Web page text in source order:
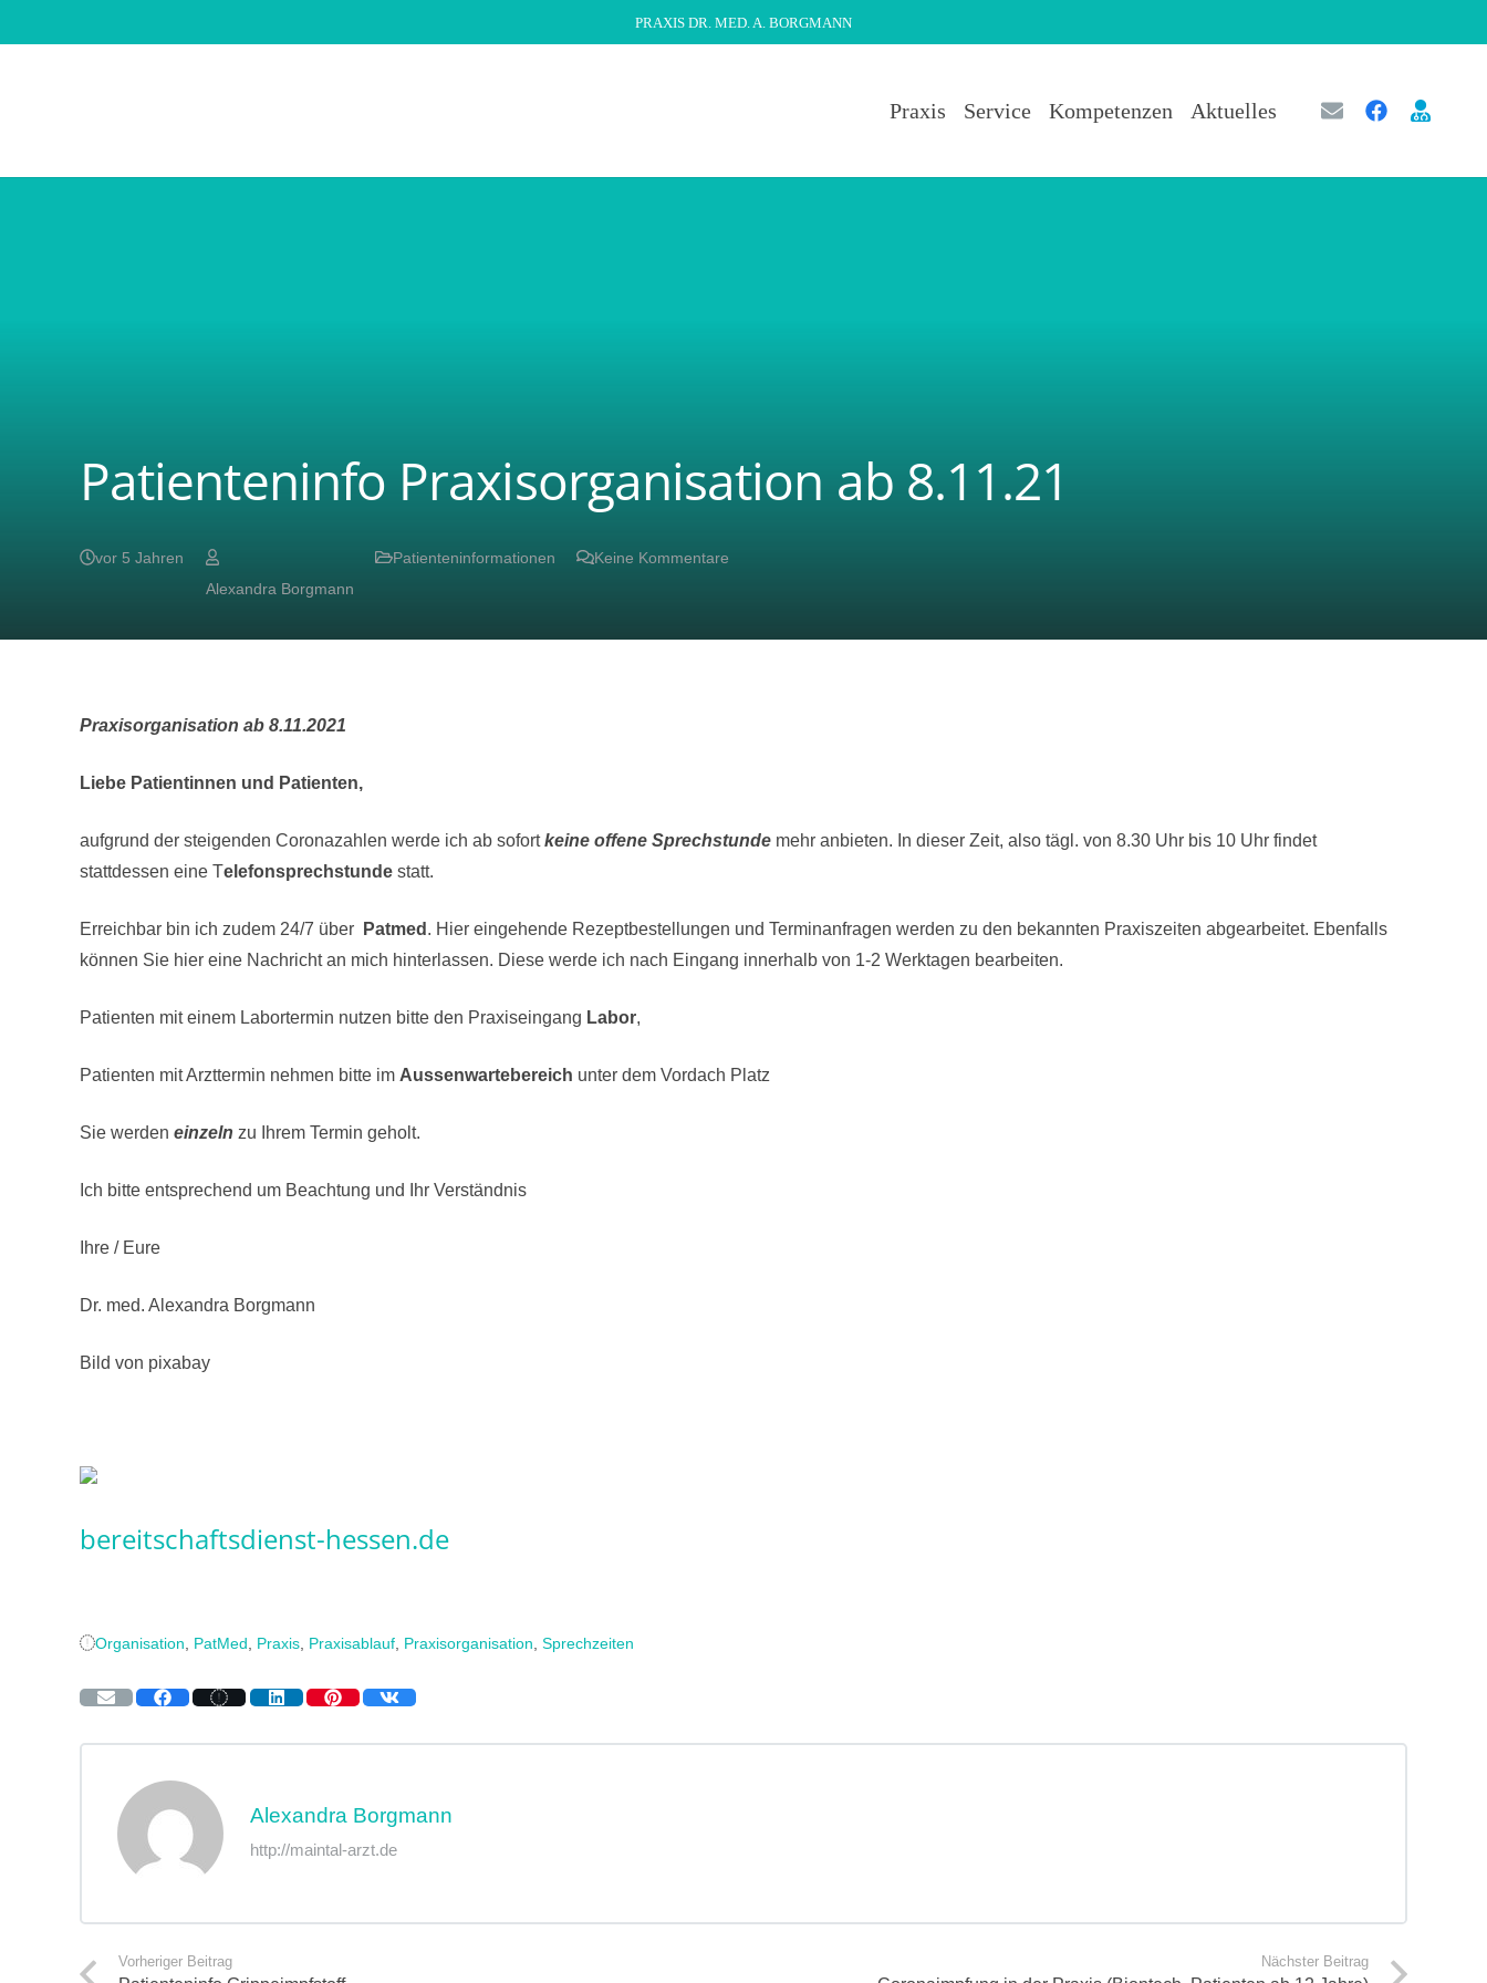
PRAXIS DR. MED. A. BORGMANN
Praxis Service Kompetenzen Aktuelles
Patienteninfo Praxisorganisation ab 8.11.21
vor 5 Jahren
Alexandra Borgmann
Patienteninformationen Keine Kommentare
Praxisorganisation ab 8.11.2021
Liebe Patientinnen und Patienten,
aufgrund der steigenden Coronazahlen werde ich ab sofortkeine offene Sprechstunde mehr anbieten. In dieser Zeit, also tägl. von 8.30 Uhr bis 10 Uhr findet
stattdessen eine Telefonsprechstunde statt.
Erreichbar bin ich zudem 24/7 über Patmed . Hier eingehende Rezeptbestellungen und Terminanfragen werden zu den bekannten Praxiszeiten abgearbeitet. Ebenfalls
können Sie hier eine Nachricht an mich hinterlassen. Diese werde ich nach Eingang innerhalb von 1-2 Werktagen bearbeiten.
Patienten mit einem Labortermin nutzen bitte den Praxiseingang Labor,
Patienten mit Arzttermin nehmen bitte im Aussenwartebereich unter dem Vordach Platz
Sie werden einzeln zu Ihrem Termin geholt.
Ich bitte entsprechend um Beachtung und Ihr Verständnis
Ihre / Eure
Dr. med. Alexandra Borgmann
Bild von pixabay
bereitschaftsdienst-hessen.de
Organisation PatMed Praxis Praxisablauf Praxisorganisation ,Sprechzeiten
Alexandra Borgmann
http://maintal-arzt.de
Vorheriger Beitrag Nächster Beitrag